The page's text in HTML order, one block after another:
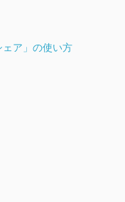
ェア」の使い方